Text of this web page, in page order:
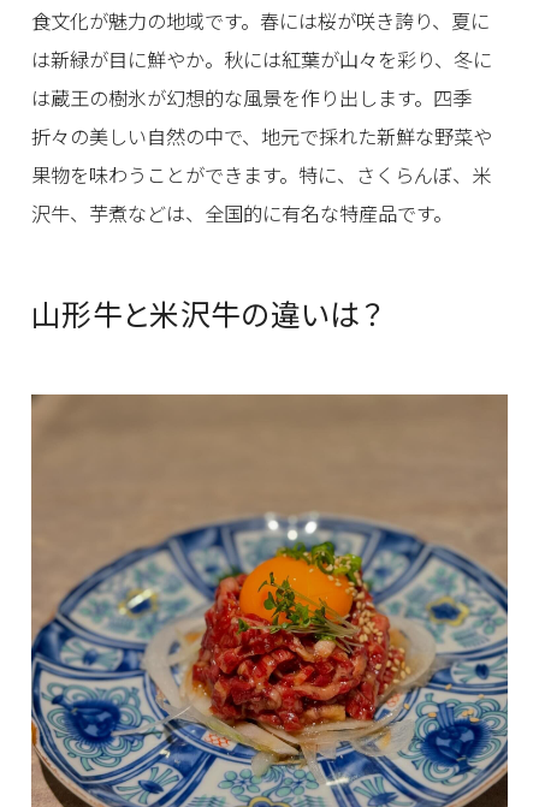
食文化が魅力の地域です。春には桜が咲き誇り、夏に
は新緑が目に鮮やか。秋には紅葉が山々を彩り、冬に
は蔵王の樹氷が幻想的な風景を作り出します。四季
折々の美しい自然の中で、地元で採れた新鮮な野菜や
果物を味わうことができます。特に、さくらんぼ、米
沢牛、芋煮などは、全国的に有名な特産品です。
山形牛と米沢牛の違いは？